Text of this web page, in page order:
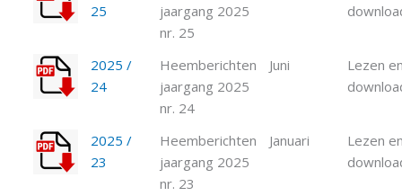
25
jaargang 2025
nr. 25
2025 /
24
Heemberichten
jaargang 2025
nr. 24
Juni
Lezen
2025 /
23
Heemberichten
jaargang 2025
nr. 23
Januari
Lezen